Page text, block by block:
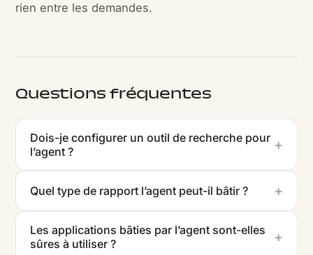
rien entre les demandes.
Questions fréquentes
Dois-je configurer un outil de recherche pour
l’agent ?
Quel type de rapport l’agent peut-il bâtir ?
Les applications bâties par l’agent sont-elles
sûres à utiliser ?